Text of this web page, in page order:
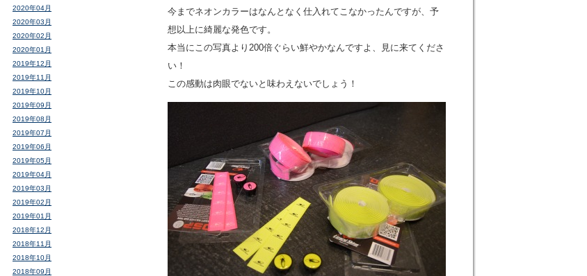
今までネオンカラーはなんとなく仕入れてこなかったんですが、予
想以上に綺麗な発色です。
本当にこの写真より200倍ぐらい鮮やかなんですよ、見に来てくださ
い！
この感動は肉眼でないと味わえないでしょう！
2020年04月
2020年03月
2020年02月
2020年01月
2019年12月
2019年11月
2019年10月
2019年09月
2019年08月
2019年07月
2019年06月
2019年05月
2019年04月
2019年03月
2019年02月
2019年01月
2018年12月
2018年11月
2018年10月
2018年09月